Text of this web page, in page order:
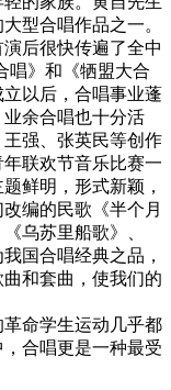
型合唱作品之一。
后很快传遍了全中
唱》和《牺盟大合
以后，合唱事业蓬
余合唱也十分活
强、张英民等创作
联欢节音乐比赛一
鲜明，形式新颖，
编的民歌《半个月
乌苏里船歌》、
国合唱经典之品，
和套曲，使我们的
命学生运动几乎都
合唱更是一种最受